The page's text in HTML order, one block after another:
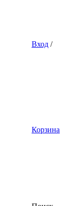
Вход /
Корзина